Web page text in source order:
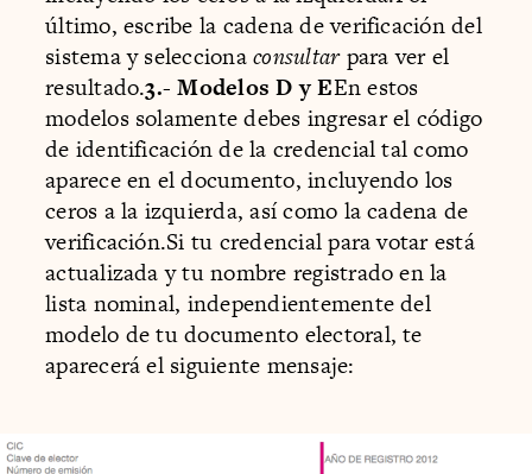
último, escribe la cadena de verificación del
sistema y seleccionaconsultarpara ver el
resultado.3.- Modelos D y EEn estos
modelos solamente debes ingresar el código
de identificación de la credencial tal como
aparece en el documento, incluyendo los
ceros a la izquierda, así como la cadena de
verificación.Si tu credencial para votar está
actualizada y tu nombre registrado en la
lista nominal, independientemente del
modelo de tu documento electoral, te
aparecerá el siguiente mensaje: